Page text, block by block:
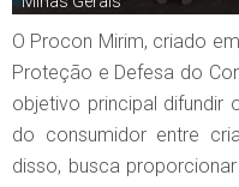
O Procon Mirim, criado
Proteção e Defesa do
objetivo principal difundir
do consumidor entre
disso, busca